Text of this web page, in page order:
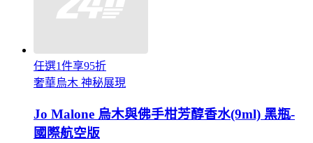
任選1件享95折
奢華烏木 神秘展現
Jo Malone 烏木與佛手柑芳醇香水(9ml) 黑瓶-
國際航空版